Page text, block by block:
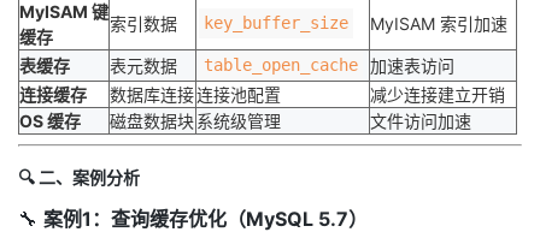
MyISAM 键
缓存
索引数据 key_buffer_size MyISAM 索引加速
表缓存 表元数据 table_open_cache
加速表访问
连接缓存
数据库连接连接池配置
减少连接建立开销
OS 缓存
磁盘数据块系统级管理 文件访问加速
🔍二、案例分析
🔧 案例1：查询缓存优化（MySQL 5.7）